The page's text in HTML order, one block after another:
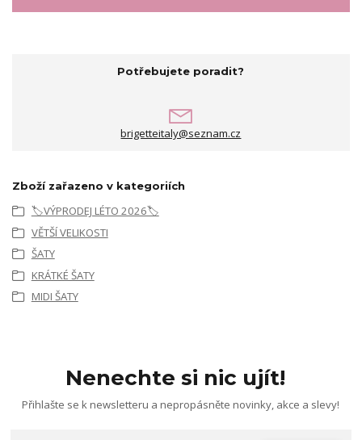
Potřebujete poradit?
brigetteitaly@seznam.cz
Zboží zařazeno v kategoriích
🏷️VÝPRODEJ LÉTO 2026🏷️
VĚTŠÍ VELIKOSTI
ŠATY
KRÁTKÉ ŠATY
MIDI ŠATY
Nenechte si nic ujít!
Přihlašte se k newsletteru a nepropásněte novinky, akce a slevy!